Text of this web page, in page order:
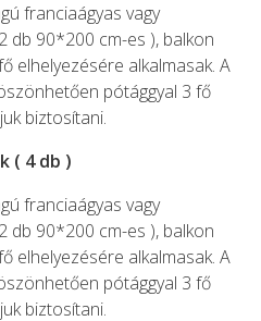
franciaágyas vagy
db 90*200 cm-es ), balkon
elhelyezésére alkalmasak. A
pótággyal 3 fő
biztosítani.
( 4 db )
franciaágyas vagy
db 90*200 cm-es ), balkon
elhelyezésére alkalmasak. A
pótággyal 3 fő
biztosítani.